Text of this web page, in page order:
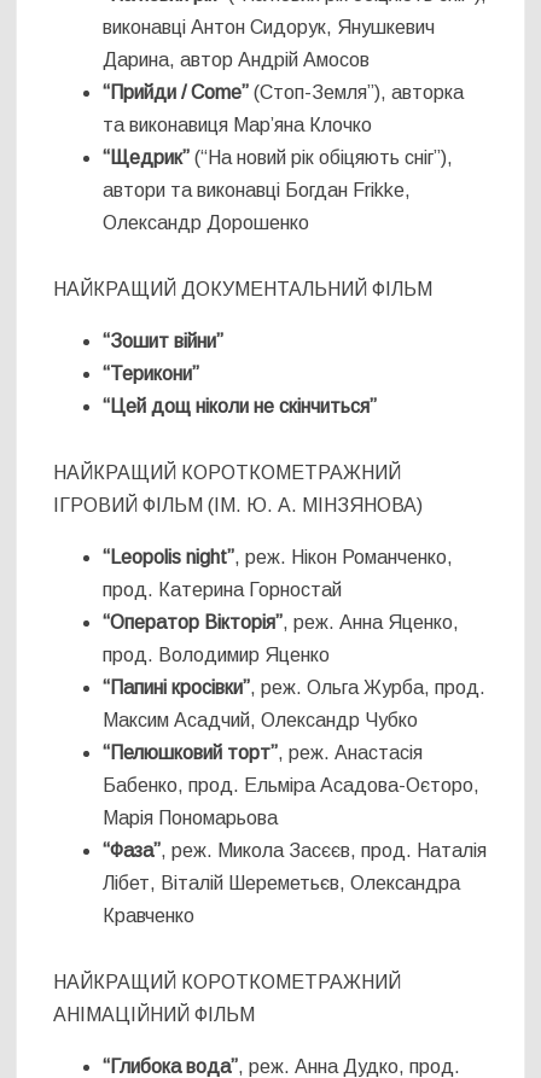
виконавці Антон Сидорук, Янушкевич
Дарина, автор Андрій Амосов
“Прийди / Come” (Стоп-Земля”), авторка
та виконавиця Марʼяна Клочко
“Щедрик” (“На новий рік обіцяють сніг”),
автори та виконавці Богдан Frikke,
Олександр Дорошенко
НАЙКРАЩИЙ ДОКУМЕНТАЛЬНИЙ ФІЛЬМ
“Зошит війни”
“Терикони”
“Цей дощ ніколи не скінчиться”
НАЙКРАЩИЙ КОРОТКОМЕТРАЖНИЙ
ІГРОВИЙ ФІЛЬМ (ІМ. Ю. А. МІНЗЯНОВА)
“Leopolis night”, реж. Нікон Романченко,
прод. Катерина Горностай
“Оператор Вікторія”, реж. Анна Яценко,
прод. Володимир Яценко
“Папині кросівки”, реж. Ольга Журба, прод.
Максим Асадчий, Олександр Чубко
“Пелюшковий торт”, реж. Анастасія
Бабенко, прод. Ельміра Асадова-Оєторо,
Марія Пономарьова
“Фаза”, реж. Микола Засєєв, прод. Наталія
Лібет, Віталій Шереметьєв, Олександра
Кравченко
НАЙКРАЩИЙ КОРОТКОМЕТРАЖНИЙ
АНІМАЦІЙНИЙ ФІЛЬМ
“Глибока вода”, реж. Анна Дудко, прод.